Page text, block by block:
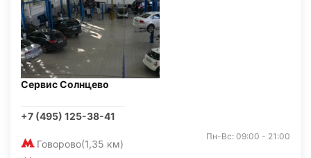
Сервис Солнцево
+7 (495) 125-38-41
Говорово(1,35 км)
Пн-Вс: 09:00 - 21:00